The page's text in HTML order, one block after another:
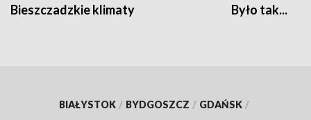
Bieszczadzkie klimaty Było tak...
BIAŁYSTOK / BYDGOSZCZ / GDAŃSK /